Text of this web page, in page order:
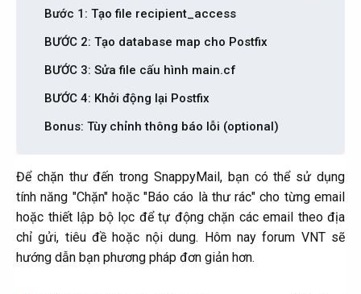
Bước 1: Tạo file recipient_access​
BƯỚC 2: Tạo database map cho Postfix​
BƯỚC 3: Sửa file cấu hình main.cf​
BƯỚC 4: Khởi động lại Postfix​
Bonus: Tùy chỉnh thông báo lỗi (optional)​
Để chặn thư đến trong SnappyMail, bạn có thể sử dụng
tính năng "Chặn" hoặc "Báo cáo là thư rác" cho từng email
hoặc thiết lập bộ lọc để tự động chặn các email theo địa
chỉ gửi, tiêu đề hoặc nội dung. Hôm nay forum VNT sẽ
hướng dẫn bạn phương pháp đơn giản hơn.​